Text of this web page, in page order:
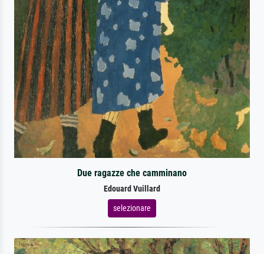
Due ragazze che camminano
Edouard Vuillard
selezionare